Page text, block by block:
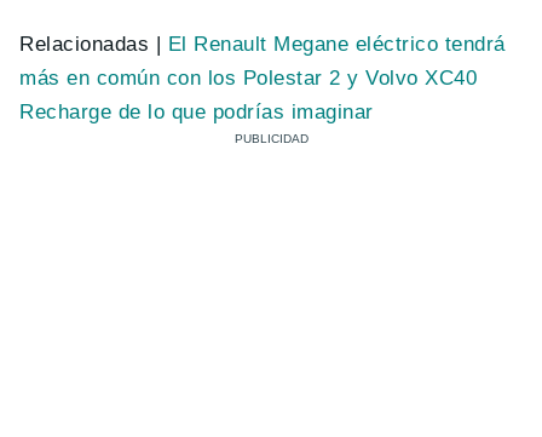
Relacionadas | El Renault Megane eléctrico tendrá
más en común con los Polestar 2 y Volvo XC40
Recharge de lo que podrías imaginar